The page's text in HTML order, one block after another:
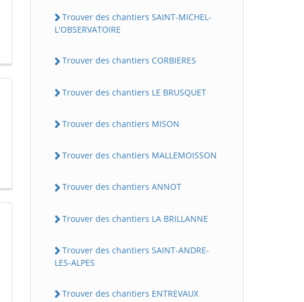
Trouver des chantiers SAINT-MICHEL-
L'OBSERVATOIRE
Trouver des chantiers CORBIERES
Trouver des chantiers LE BRUSQUET
Trouver des chantiers MISON
Trouver des chantiers MALLEMOISSON
Trouver des chantiers ANNOT
Trouver des chantiers LA BRILLANNE
Trouver des chantiers SAINT-ANDRE-
LES-ALPES
Trouver des chantiers ENTREVAUX